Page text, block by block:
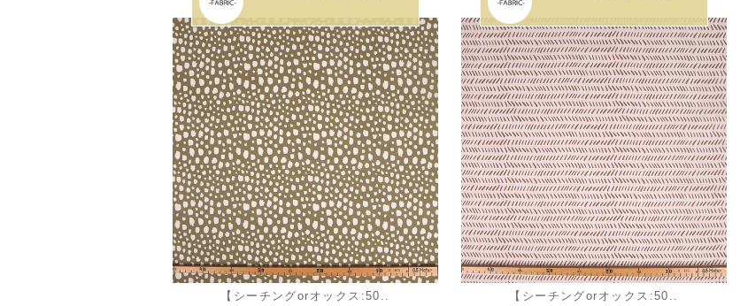
【シーチングorオックス:50..
【シーチングorオックス:50..